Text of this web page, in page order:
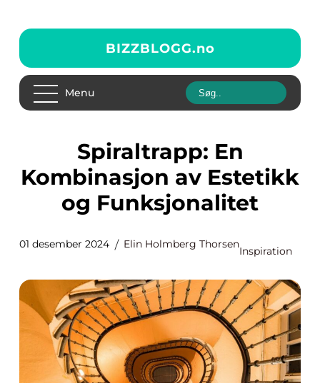
BIZZBLOGG.no
Menu
Spiraltrapp: En
Kombinasjon av Estetikk
og Funksjonalitet
01 desember 2024 Elin Holmberg Thorsen
Inspiration